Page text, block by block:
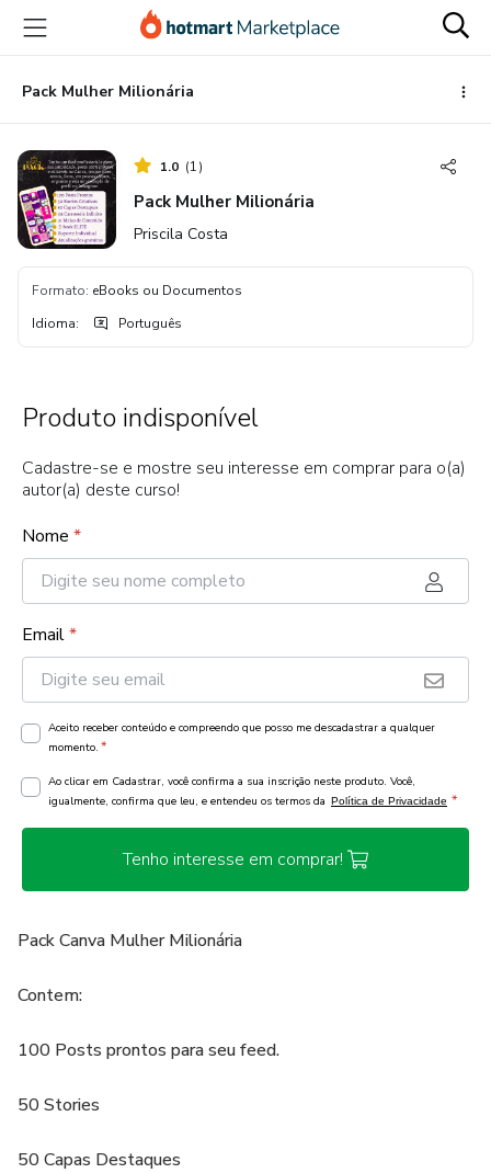
para
conteúdo
principal
para
pagamento
para
rodapé
Pack Mulher Milionária
1.0 (1)
Pack Mulher Milionária
Priscila Costa
Formato: eBooks ou Documentos
Idioma: Português
Produto indisponível
Cadastre-se e mostre seu interesse em comprar para o(a)
autor(a) deste curso!
Nome *
Email*
Aceito receber conteúdo e compreendo que posso me descadastrar a qualquer
momento. *
Ao clicar em Cadastrar, você confirma a sua inscrição neste produto. Você,
igualmente, confirma que leu, e entendeu os termos da Política de Privacidade *
Tenho interesse em comprar!
Pack Canva Mulher Milionária
Contem:
100 Posts prontos para seu feed.
50 Stories
50 Capas Destaques